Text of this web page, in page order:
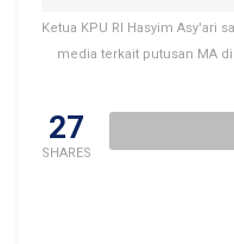
Ketua KPU RI Hasyim Asy'ari
media terkait putusan MA
27
SHARES